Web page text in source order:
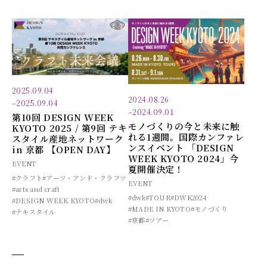
2025.09.04
–2025.09.04
第10回 DESIGN WEEK
KYOTO 2025 / 第9回 テキ
スタイル産地ネットワーク
in 京都 【OPEN DAY】
EVENT
#クラフト#アーツ・アンド・クラフツ
#arts and craft
#DESIGN WEEK KYOTO#dwk
#テキスタイル
2024.08.26
–2024.09.01
モノづくりの今と未来に触
れる1週間。国際カンファレ
ンスイベント 「DESIGN
WEEK KYOTO 2024」今
夏開催決定！
EVENT
#dwk#TOUR#DWK2024
#MADE IN KYOTO#モノづくり
#京都#ツアー